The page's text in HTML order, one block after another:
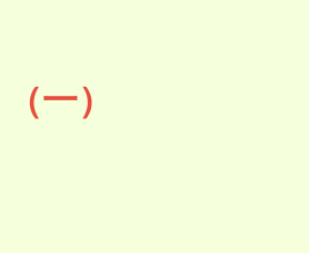
（一）